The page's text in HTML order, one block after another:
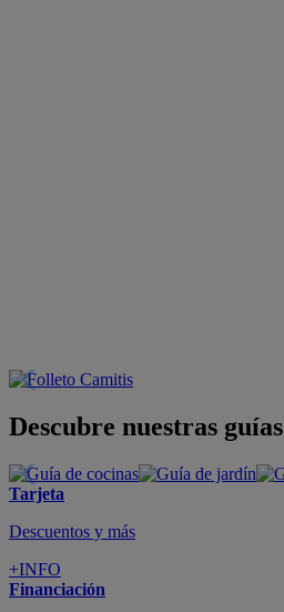
Descubre nuestras guías
Tarjeta
Descuentos y más
+INFO
Financiación